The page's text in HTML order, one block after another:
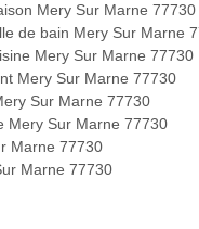
Mery Sur Marne 77730
de bain Mery Sur Marne
Mery Sur Marne 77730
Mery Sur Marne 77730
Sur Marne 77730
Mery Sur Marne 77730
Marne 77730
Marne 77730